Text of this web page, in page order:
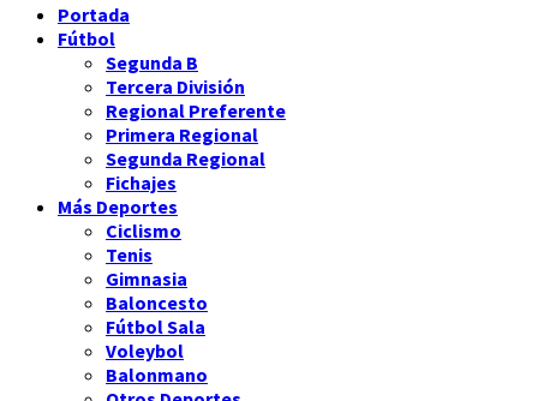
Portada
Fútbol
Segunda B
Tercera División
Regional Preferente
Primera Regional
Segunda Regional
Fichajes
Más Deportes
Ciclismo
Tenis
Gimnasia
Baloncesto
Fútbol Sala
Voleybol
Balonmano